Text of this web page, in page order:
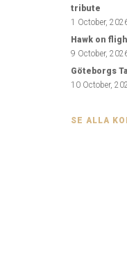
tribute
1 October,
Hawk on
9 October,
Göteborgs
10 October,
SE ALLA